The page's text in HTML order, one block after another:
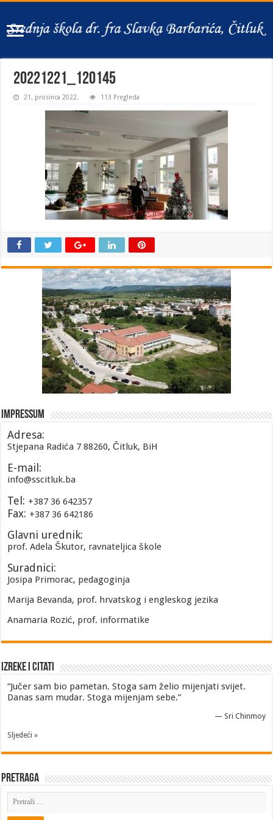
20221221_120145
21. prosinca 2022. 113 Pregleda
Impressum
Adresa:
Stjepana Radića 7 88260, Čitluk, BiH
E-mail:
info@sscitluk.ba
Tel: +387 36 642357
Fax: +387 36 642186
Glavni urednik:
prof. Adela Škutor, ravnateljica škole
Suradnici:
Josipa Primorac, pedagoginja
Marija Bevanda, prof. hrvatskog i engleskog jezika
Anamaria Rozić, prof. informatike
Izreke i Citati
“Jučer sam bio pametan. Stoga sam želio mijenjati svijet.
Danas sam mudar. Stoga mijenjam sebe.”
— Sri Chinmoy
Sljedeći »
Pretraga